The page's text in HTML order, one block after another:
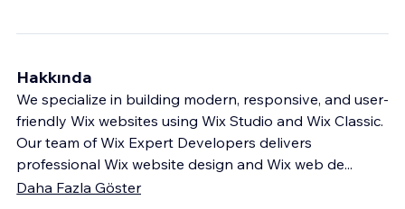
Hakkında
We specialize in building modern, responsive, and user-
friendly Wix websites using Wix Studio and Wix Classic.
Our team of Wix Expert Developers delivers
professional Wix website design and Wix web de...
Daha Fazla Göster